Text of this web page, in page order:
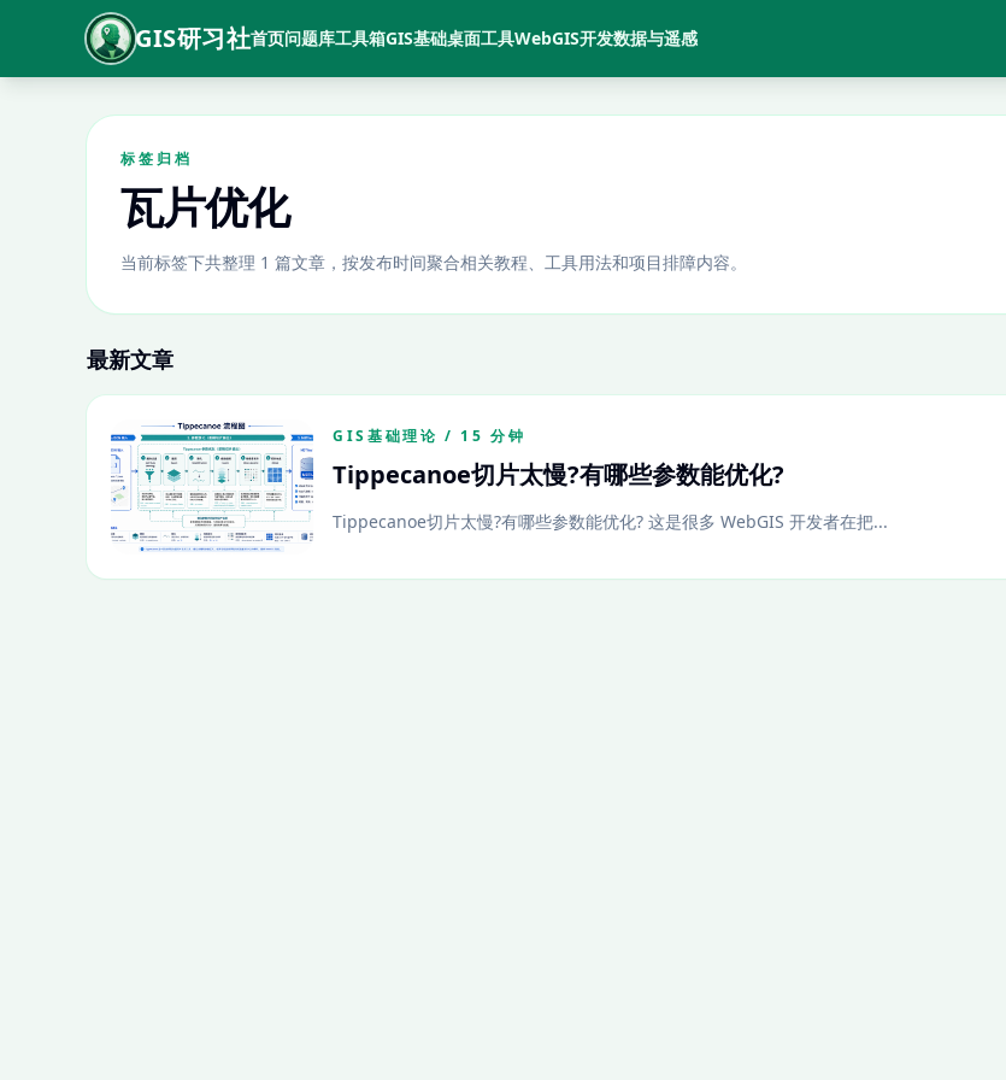
GIS研习社首页问题库工具箱GIS基础桌面工具WebGIS开发数据与遥感
标签归档
瓦片优化
当前标签下共整理 1 篇文章，按发布时间聚合相关教程、工具用法和项目排障内容。
最新文章
GIS基础理论 / 15 分钟
Tippecanoe切片太慢?有哪些参数能优化?
Tippecanoe切片太慢?有哪些参数能优化? 这是很多 WebGIS 开发者在把...